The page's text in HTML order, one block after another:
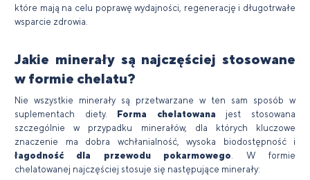
które mają na celu poprawę wydajności, regenerację i długotrwałe
wsparcie zdrowia.
Jakie minerały są najczęściej stosowane
w formie chelatu?
Nie wszystkie minerały są przetwarzane w ten sam sposób w
suplementach diety.
Forma chelatowana jest stosowana
szczególnie w przypadku minerałów, dla których kluczowe
znaczenie ma dobra wchłanialność, wysoka biodostępność i
łagodność dla przewodu pokarmowego. W formie
chelatowanej najczęściej stosuje się następujące minerały: